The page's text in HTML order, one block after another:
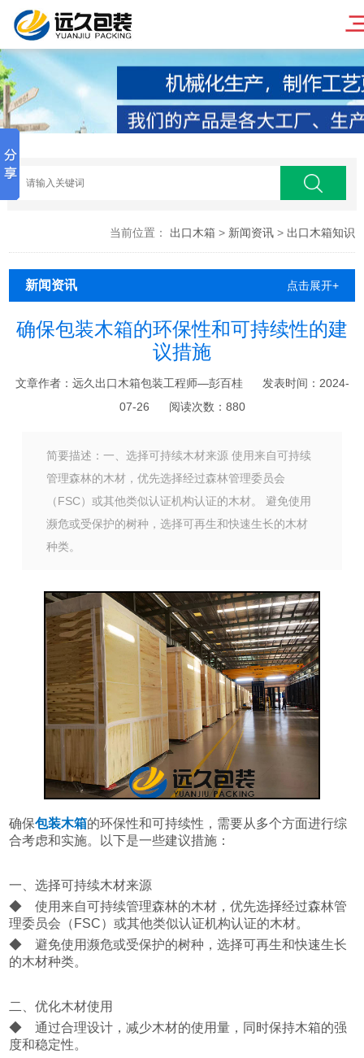
当前位置： 出口木箱 > 新闻资讯> 出口木箱知识
新闻资讯 点击展开+
确保包装木箱的环保性和可持续性的建
议措施
文章作者：远久出口木箱包装工程师—彭百桂
发表时间：2024-
07-26
阅读次数： 880
简要描述：一、选择可持续木材来源 使用来自可持续
管理森林的木材，优先选择经过森林管理委员会
（FSC）或其他类似认证机构认证的木材。 避免使用
濒危或受保护的树种，选择可再生和快速生长的木材
种类。
确保包装木箱的环保性和可持续性，需要从多个方面进行综
合考虑和实施。以下是一些建议措施：
一、选择可持续木材来源
◆ 使用来自可持续管理森林的木材，优先选择经过森林管
理委员会（FSC）或其他类似认证机构认证的木材。
◆ 避免使用濒危或受保护的树种，选择可再生和快速生长
的木材种类。
二、优化木材使用
◆ 通过合理设计，减少木材的使用量，同时保持木箱的强
度和稳定性。